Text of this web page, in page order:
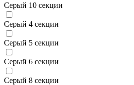
Серый 10 секции
Серый 4 секции
Серый 5 секции
Серый 6 секции
Серый 8 секции